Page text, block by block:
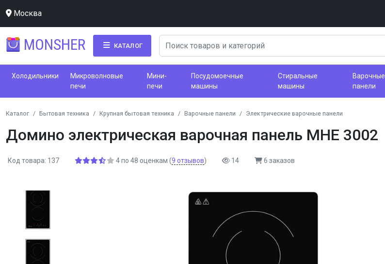
Москва
MONSHER КАТАЛОГ
Холодильники
Микроволновые
печи
Мини-
печи
Посудомоечные
машины
Стиральные
машины
Варочные
панели
Каталог Бытовая техника Крупная бытовая техника Варочные панели Электрические варочные панели
Домино электрическая варочная панель MHE 3002
Код товара: 137 4по 48 оценкам (9 отзывов) 14 6 заказов